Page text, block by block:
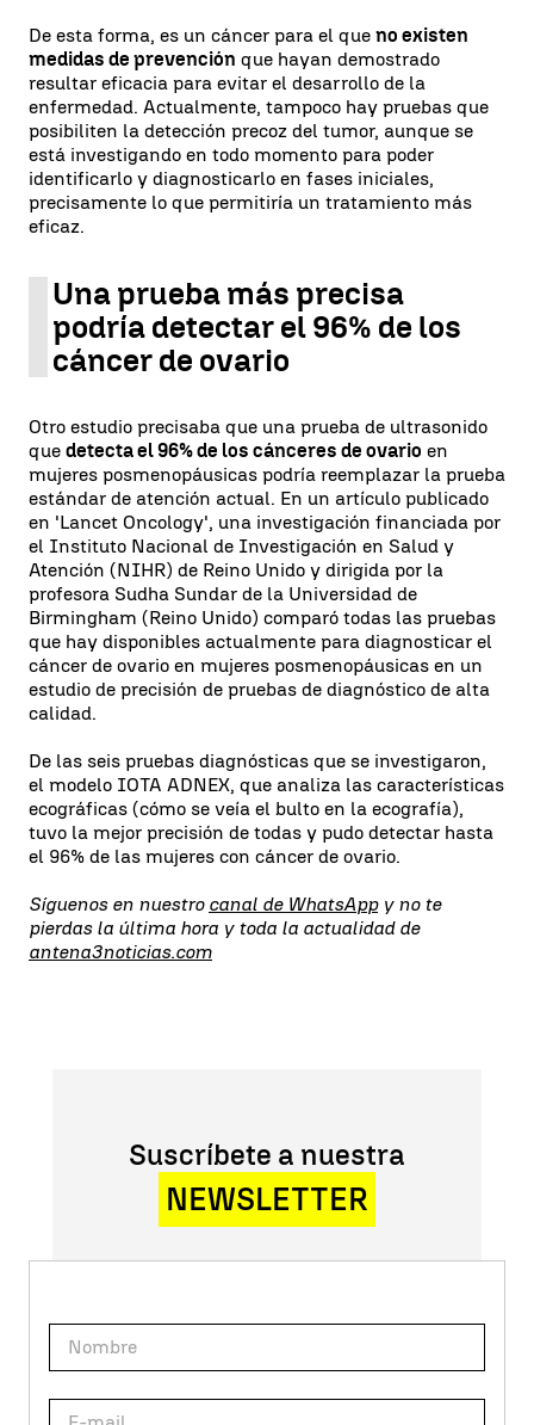
De esta forma, es un cáncer para el que no existen
medidas de prevención que hayan demostrado
resultar eficacia para evitar el desarrollo de la
enfermedad. Actualmente, tampoco hay pruebas que
posibiliten la detección precoz del tumor, aunque se
está investigando en todo momento para poder
identificarlo y diagnosticarlo en fases iniciales,
precisamente lo que permitiría un tratamiento más
eficaz.
Una prueba más precisa
podría detectar el 96% de los
cáncer de ovario
Otro estudio precisaba que una prueba de ultrasonido
que detecta el 96% de los cánceres de ovario en
mujeres posmenopáusicas podría reemplazar la prueba
estándar de atención actual. En un artículo publicado
en 'Lancet Oncology', una investigación financiada por
el Instituto Nacional de Investigación en Salud y
Atención (NIHR) de Reino Unido y dirigida por la
profesora Sudha Sundar de la Universidad de
Birmingham (Reino Unido) comparó todas las pruebas
que hay disponibles actualmente para diagnosticar el
cáncer de ovario en mujeres posmenopáusicas en un
estudio de precisión de pruebas de diagnóstico de alta
calidad.
De las seis pruebas diagnósticas que se investigaron,
el modelo IOTA ADNEX, que analiza las características
ecográficas (cómo se veía el bulto en la ecografía),
tuvo la mejor precisión de todas y pudo detectar hasta
el 96% de las mujeres con cáncer de ovario.
Síguenos en nuestro canal de WhatsAppy no te
pierdas la última hora y toda la actualidad de
antena3noticias.com
Suscríbete a nuestra
NEWSLETTER